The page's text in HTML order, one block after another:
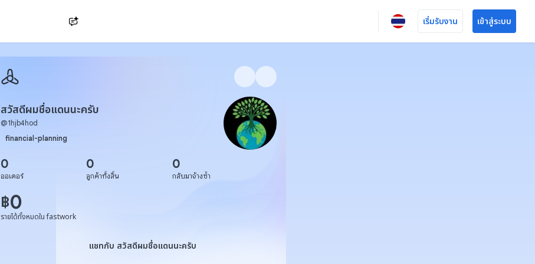
เริ่มรับงาน เข้าสู่ระบบ
สวัสดีผมชื่อแดนนะครับ
@1hjb4hod
financial-planning
0
ออเดอร์
0
ลูกค้าทั้งสิ้น
0
กลับมาจ้างซ้ำ
฿0
รายได้ทั้งหมดใน fastwork
แชทกับ สวัสดีผมชื่อแดนนะครับ
แชทกับ สวัสดีผมชื่อแดนนะครับ